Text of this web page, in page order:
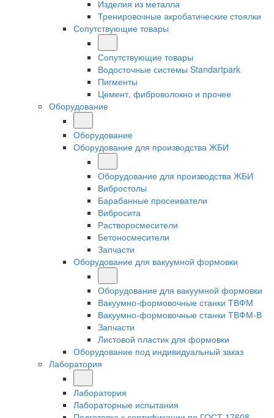
Изделия из металла
Тренировочные акробатические стоялки
Сопутствующие товары
Сопутствующие товары
Водосточные системы Standartpark
Пигменты
Цемент, фиброволокно и прочее
Оборудование
Оборудование
Оборудование для производства ЖБИ
Оборудование для производства ЖБИ
Вибростолы
Барабанные просеиватели
Вибросита
Растворосмесители
Бетоносмесители
Запчасти
Оборудование для вакуумной формовки
Оборудование для вакуумной формовки
Вакуумно-формовочные станки ТВФМ
Вакуумно-формовочные станки ТВФМ-В
Запчасти
Листовой пластик для формовки
Оборудование под индивидуальный заказ
Лаборатория
Лаборатория
Лабораторные испытания